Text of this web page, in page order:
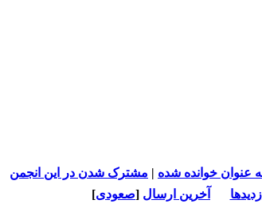
عنوان خوانده شده | مشترک شدن در این انجمن
آخرین ارسال [صعودی]